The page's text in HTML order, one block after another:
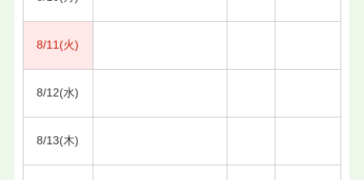
8/11(火)
8/12(水)
8/13(木)